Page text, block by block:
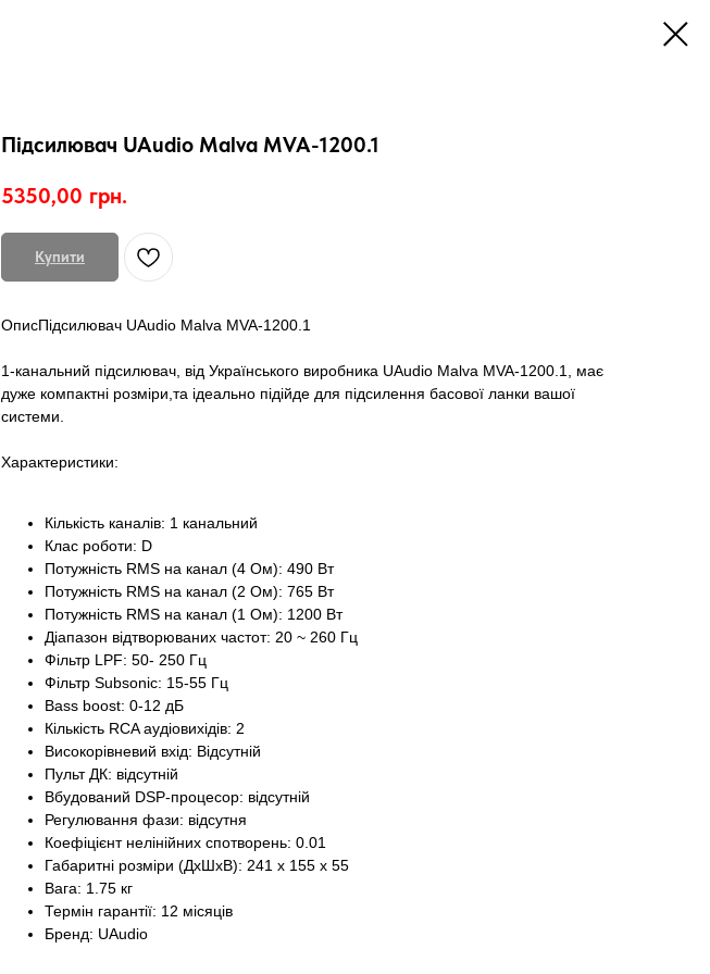
Підсилювач UAudio Malva MVA-1200.1
5350,00 грн.
Купити
ОписПідсилювач UAudio Malva MVA-1200.1
1-канальний підсилювач, від Українського виробника UAudio Malva MVA-1200.1, має
дуже компактні розміри,та ідеально підійде для підсилення басової ланки вашої
системи.
Характеристики:
Кількість каналів: 1 канальний
Клас роботи: D
Потужність RMS на канал (4 Ом): 490 Вт
Потужність RMS на канал (2 Ом): 765 Вт
Потужність RMS на канал (1 Ом): 1200 Вт
Діапазон відтворюваних частот: 20 ~ 260 Гц
Фільтр LPF: 50- 250 Гц
Фільтр Subsonic: 15-55 Гц
Bass boost: 0-12 дБ
Кількість RCA аудіовихідів: 2
Високорівневий вхід: Відсутній
Пульт ДК: відсутній
Вбудований DSP-процесор: відсутній
Регулювання фази: відсутня
Коефіцієнт нелінійних спотворень: 0.01
Габаритні розміри (ДхШхВ): 241 х 155 х 55
Вага: 1.75 кг
Термін гарантії: 12 місяців
Бренд: UAudio